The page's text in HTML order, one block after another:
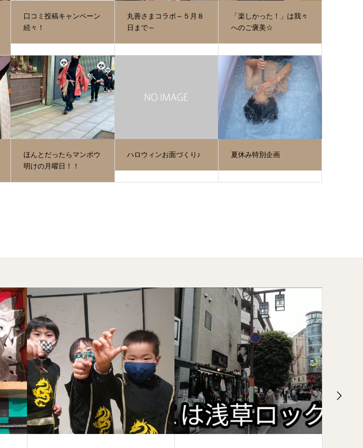
口コミ投稿キャンペーン
続々！
丸善さまコラボ～５月８
日まで～
「楽しかった！」は我々
へのご褒美☆
ほんとだったらマンボウ
明けの月曜日！！
ハロウィンお面づくり♪ 夏休み特別企画